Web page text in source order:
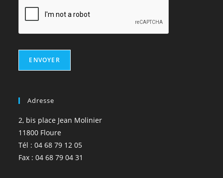
ENVOYER
Adresse
2, bis place Jean Molinier
11800 Floure
Tél : 04 68 79 12 05
Fax : 04 68 79 04 31